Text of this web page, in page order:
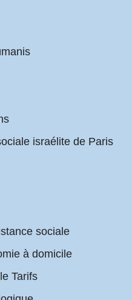
israélite de Paris
sociale
à domicile
Tarifs